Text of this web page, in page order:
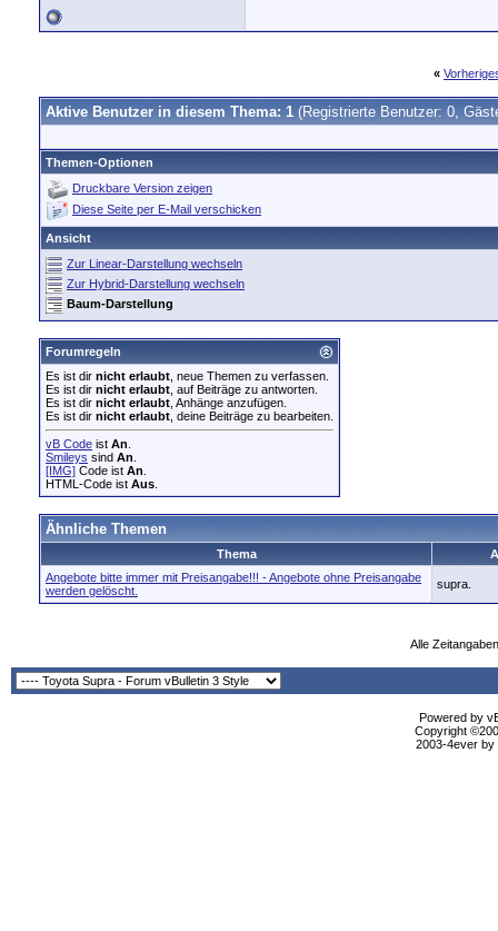
«
Aktive Benutzer in diesem Thema: 1 (Registrierte Benutzer: 0,
Themen-Optionen
Druckbare Version zeigen
Diese Seite per E-Mail verschicken
Ansicht
Zur Linear-Darstellung wechseln
Zur Hybrid-Darstellung wechseln
Baum-Darstellung
Forumregeln
Es ist dir nicht erlaubt , neue Themen zu verfassen.
Es ist dir nicht erlaubt , auf Beiträge zu antworten.
Es ist dir nicht erlaubt , Anhänge anzufügen.
Es ist dir nicht erlaubt , deine Beiträge zu bearbeiten.
vB Code ist An
Smileys sind An
[IMG] Code ist An
HTML-Code ist Aus
Ähnliche Themen
Thema
Angebote bitte immer mit Preisangabe!!! - Angebote ohne Preisangabe
werden gelöscht.
supra.
Alle
Powered by
Copyright
2003-4ever by